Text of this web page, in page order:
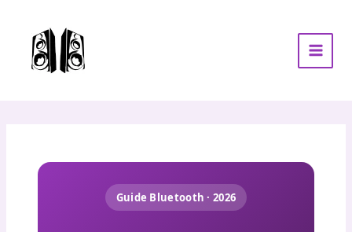
contenu
Guide Bluetooth · 2026